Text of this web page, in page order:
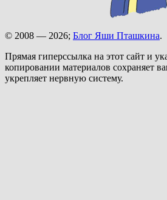
© 2008 — 2026; Блог Яши Пташкина.
Прямая гиперссылка на этот сайт и
копировании материалов сохраняет
укрепляет нервную систему.